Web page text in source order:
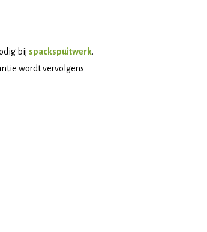
bij spackspuitwerk.
wordt vervolgens